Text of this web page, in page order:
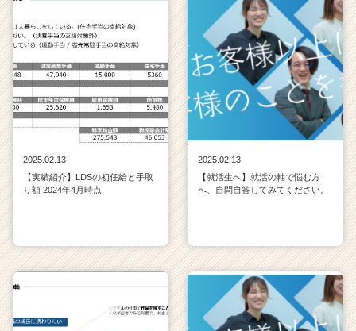
2025.02.13
【実績紹介】LDSの初任給と手取
り額 2024年4月時点
2025.02.13
【就活生へ】就活の軸で悩む方
へ、自問自答してみてください。